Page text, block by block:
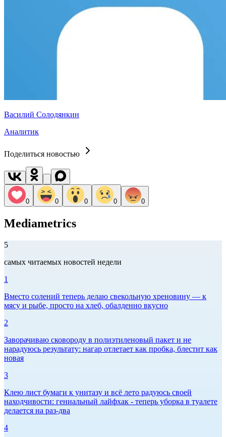
Василий Солодянкин
Аналитик
Поделиться новостью
0 0 0 0 0
Mediametrics
5
самых читаемых новостей недели
1
Вместо солений теперь делаю свекольную хреновину — к
мясу и рыбе, просто на хлеб, обалденно вкусно
2
Заворачиваю сковороду в полиэтиленовый пакет и не
нарадуюсь результату: нагар отлетает как пробка, блестит как
новая
3
Клею лист бумаги к унитазу и всё лето радуюсь своей
находчивости: гениальный лайфхак - теперь уборка в туалете
делается на раз-два
4